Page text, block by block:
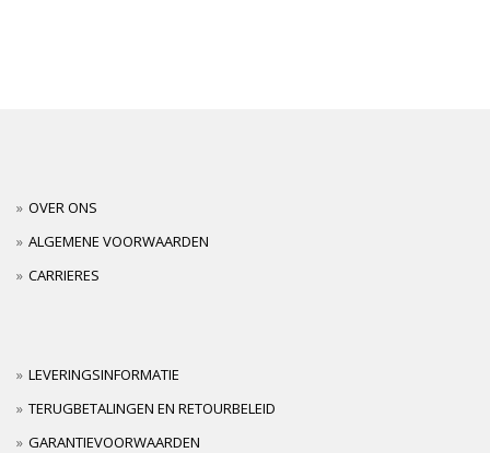
OVER ONS
ALGEMENE VOORWAARDEN
CARRIERES
LEVERINGSINFORMATIE
TERUGBETALINGEN EN RETOURBELEID
GARANTIEVOORWAARDEN